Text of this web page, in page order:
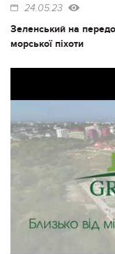
24.05.23
Зеленський на
морської піхоти